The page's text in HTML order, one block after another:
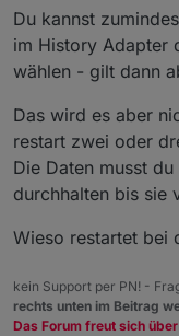
Onkel-
Du kannst
im History Adapter
wählen - gilt dann
Das wird es aber
restart zwei oder
Die Daten musst
durchhalten bis sie
Wieso restartet bei
kein Support per PN! -
rechts unten im Beitrag
Das Forum freut sich